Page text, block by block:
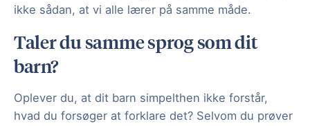
ikke sådan, at vi alle lærer på samme måde.
Taler du samme sprog som dit
barn?
Oplever du, at dit barn simpelthen ikke forstår,
hvad du forsøger at forklare det? Selvom du prøver